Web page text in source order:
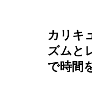
カリキ
ズムと
で時間